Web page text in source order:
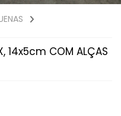
14x5cm COM ALÇAS